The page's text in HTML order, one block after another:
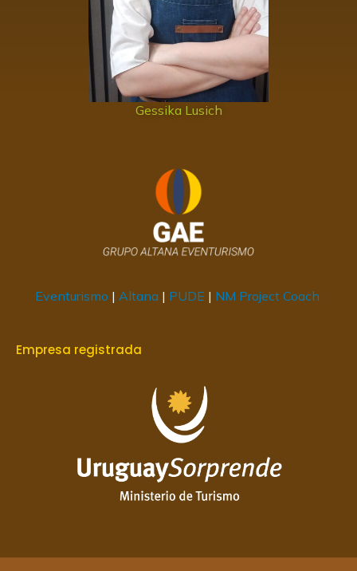
Gessika Lusich
Eventurismo | Altana | PUDE | NM Project Coach
Empresa registrada